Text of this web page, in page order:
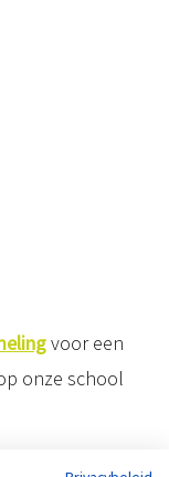
voor een
onze school